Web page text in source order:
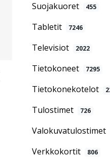
Suojakuoret 455
Tabletit 7246
Televisiot 2022
Tietokoneet 7295
Tietokonekotelot
Tulostimet 726
Valokuvatulostimet
Verkkokortit 806